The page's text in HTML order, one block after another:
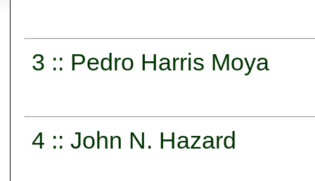
3 :: Pedro Harris Moya
4 :: John N. Hazard